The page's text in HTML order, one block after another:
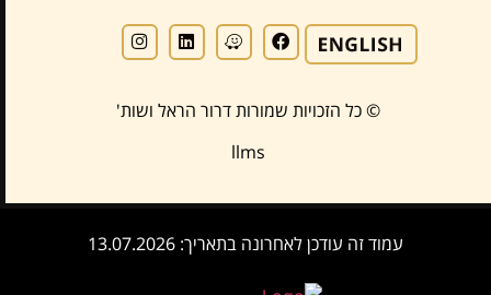
© כל הזכויות שמורות דרור הראל ושות'
llms
עמוד זה עודכן לאחרונה בתאריך: 13.07.2026